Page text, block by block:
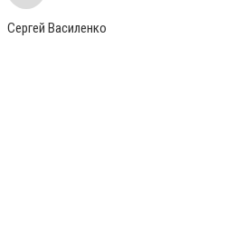
Сергей Василенко